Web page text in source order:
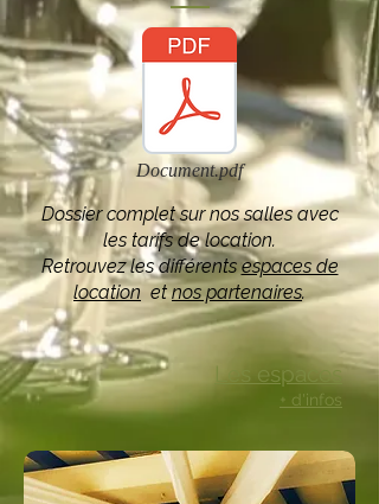
Document.pdf
Dossier complet sur nos salles avec
les tarifs de location.
Retrouvez les différents espaces de
location etnos partenaires.
Les espaces
+ d'infos